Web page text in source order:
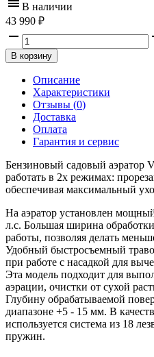
В наличии
43 990
В корзину
Описание
Характеристики
Отзывы (0)
Доставка
Оплата
Гарантия и сервис
Бензиновый садовый аэратор
работать в 2х режимах:
обеспечивая максимальный
На аэратор установлен
л.с. Большая ширина
работы, позволяя делать
Удобный быстросъемный
при работе с насадкой для
Эта модель подходит для
аэрации, очистки от сухой
Глубину обрабатываемой
диапазоне +5 - 15 мм. В
используется система из 18
пружин.